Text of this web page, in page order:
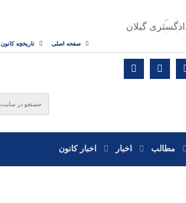
صفحه اصلی تاریخچه کانون
مطالب اخبار اخبار کانون